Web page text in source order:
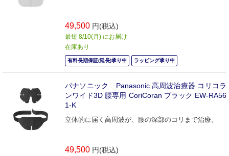
49,500 円(税込)
最短 8/10(月) にお届け
在庫あり
有料長期保証(延長)承り中 ラッピング承り中
パナソニック Panasonic 高周波治療器 コリコラ
ンワイド3D 腰専用 CoriCoran ブラック EW-RA56
1-K
立体的に届く高周波が、腰の深部のコリまで治療。
49,500 円(税込)